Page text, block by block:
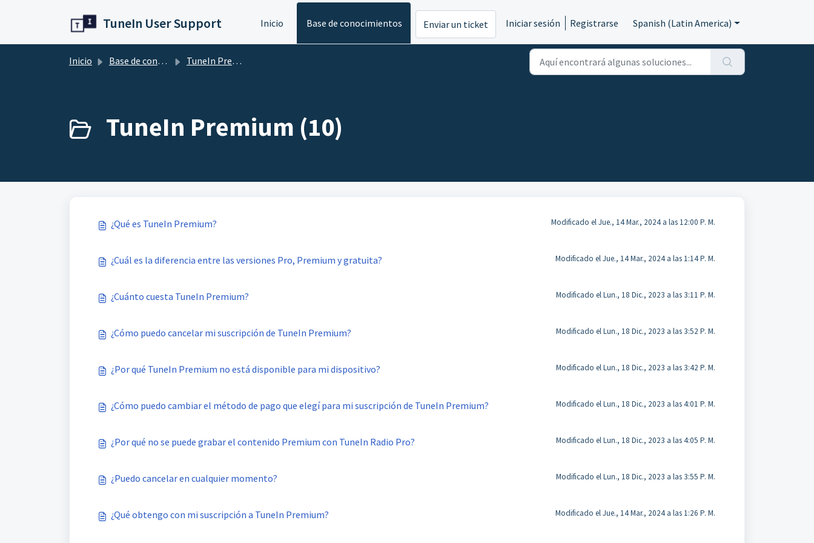
TuneIn User Support Inicio Base de conocimientos Enviar un ticket Iniciar sesión Registrarse Spanish (Latin America)
Inicio Base de conocimientos TuneIn Premium
TuneIn Premium (10)
¿Qué es TuneIn Premium? Modificado el Jue., 14 Mar., 2024 a las 12:00 P. M.
¿Cuál es la diferencia entre las versiones Pro, Premium y gratuita? Modificado el Jue., 14 Mar., 2024 a las 1:14 P. M.
¿Cuánto cuesta TuneIn Premium? Modificado el Lun., 18 Dic., 2023 a las 3:11 P. M.
¿Cómo puedo cancelar mi suscripción de TuneIn Premium? Modificado el Lun., 18 Dic., 2023 a las 3:52 P. M.
¿Por qué TuneIn Premium no está disponible para mi dispositivo? Modificado el Lun., 18 Dic., 2023 a las 3:42 P. M.
¿Cómo puedo cambiar el método de pago que elegí para mi suscripción de TuneIn Premium? Modificado el Lun., 18 Dic., 2023 a las 4:01 P. M.
¿Por qué no se puede grabar el contenido Premium con TuneIn Radio Pro? Modificado el Lun., 18 Dic., 2023 a las 4:05 P. M.
¿Puedo cancelar en cualquier momento? Modificado el Lun., 18 Dic., 2023 a las 3:55 P. M.
¿Qué obtengo con mi suscripción a TuneIn Premium? Modificado el Jue., 14 Mar., 2024 a las 1:26 P. M.